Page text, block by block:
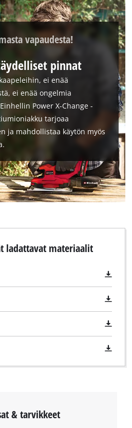
Management Platform
vapaudesta!
pinnat
ei enää
ei enää ongelmia
Power X-Change -
tarjoaa
ja mahdollistaa käytön myös
ladattavat materiaalit
& tarvikkeet